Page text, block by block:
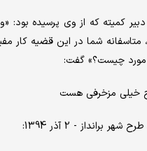
کمیته که از وی پرسیده
شما در این قضیه کار
مورد چیست؟» گفت:
خیلی مزخرفی هست